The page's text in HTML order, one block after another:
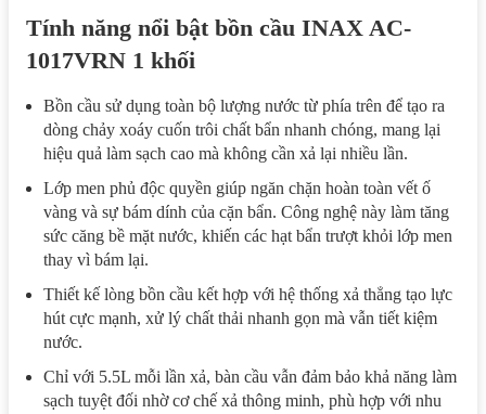
Tính năng nổi bật bồn cầu INAX AC-
1017VRN 1 khối
Bồn cầu sử dụng toàn bộ lượng nước từ phía trên để tạo ra
dòng chảy xoáy cuốn trôi chất bẩn nhanh chóng, mang lại
hiệu quả làm sạch cao mà không cần xả lại nhiều lần.
Lớp men phủ độc quyền giúp ngăn chặn hoàn toàn vết ố
vàng và sự bám dính của cặn bẩn. Công nghệ này làm tăng
sức căng bề mặt nước, khiến các hạt bẩn trượt khỏi lớp men
thay vì bám lại.
Thiết kế lòng bồn cầu kết hợp với hệ thống xả thẳng tạo lực
hút cực mạnh, xử lý chất thải nhanh gọn mà vẫn tiết kiệm
nước.
Chỉ với 5.5L mỗi lần xả, bàn cầu vẫn đảm bảo khả năng làm
sạch tuyệt đối nhờ cơ chế xả thông minh, phù hợp với nhu